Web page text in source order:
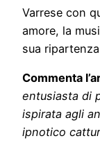
Varrese con
amore, la
sua
Commenta
entusiasta di
ispirata agli
ipnotico